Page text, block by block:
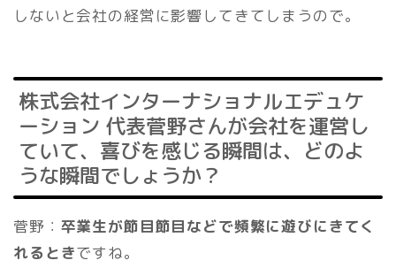
しないと会社の経営に影響してきてしまうので。
株式会社インターナショナルエデュケ
ーション 代表菅野さんが会社を運営し
ていて、喜びを感じる瞬間は、どのよ
うな瞬間でしょうか？
菅野： 卒業生が節目節目などで頻繁に遊びにきてく
れるときですね。